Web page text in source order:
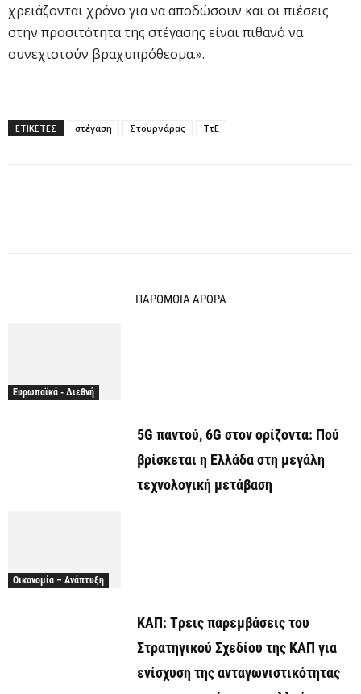
χρειάζονται χρόνο για να αποδώσουν και οι πιέσεις
στην προσιτότητα της στέγασης είναι πιθανό να
συνεχιστούν βραχυπρόθεσμα.».
ΕΤΙΚΕΤΕΣ στέγαση Στουρνάρας ΤτΕ
ΠΑΡΟΜΟΙΑ ΑΡΘΡΑ
Ευρωπαϊκά - Διεθνή
5G παντού, 6G στον ορίζοντα: Πού
βρίσκεται η Ελλάδα στη μεγάλη
τεχνολογική μετάβαση
Οικονομία – Ανάπτυξη
ΚΑΠ: Tρεις παρεμβάσεις του
Στρατηγικού Σχεδίου της ΚΑΠ για
ενίσχυση της ανταγωνιστικότητας